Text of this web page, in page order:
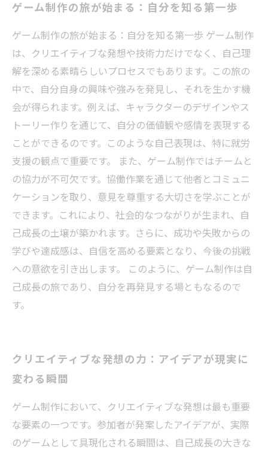
自己表現の新しい方法：ゲーム制作で自分を伝
える
自己成長の集大成：ゲーム制作を通じた人生の
教訓
ゲーム制作の旅が始まる：自分を知る第一歩
ゲーム制作の旅が始まる：自分を知る第一歩 ゲーム制作
は、クリエイティブな発想や技術力だけでなく、自己理
解を深める素晴らしいプロセスでもあります。この旅の
中で、自分自身の興味や強みを発見し、それを生かす機
会が得られます。例えば、キャラクターのデザインやス
トーリー作りを通じて、自分の価値観や感情を表現する
ことができるのです。このような自己表現は、特に就労
支援の観点で重要です。 また、ゲーム制作ではチームと
の協力が不可欠です。協働作業を通じて他者とコミュニ
ケーションを取り、意見を尊重する大切さを学ぶことが
できます。これにより、社会的なつながりが生まれ、自
己成長の土壌が築かれます。さらに、成功や失敗からの
学びや達成感は、自信を高める要素となり、今後の挑戦
への意欲を引き出します。 このように、ゲーム制作は自
己成長の旅であり、自分を再発見する場ともなるので
す。
クリエイティブな発想の力：アイデアが現実に
変わる瞬間
ゲーム制作において、クリエイティブな発想は最も重要
な要素の一つです。参加者が発案したアイデアが、実際
のゲームとして具現化される瞬間は、自己成長の大きな